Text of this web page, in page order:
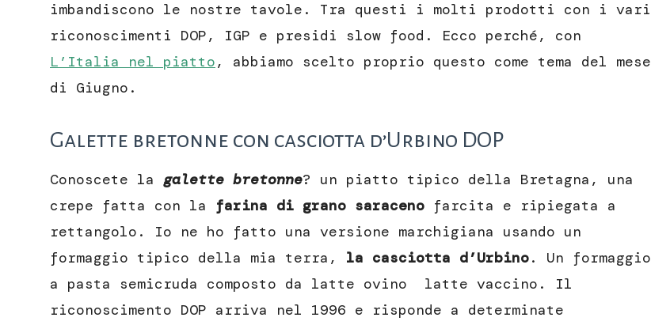
imbandiscono le nostre tavole. Tra questi i molti prodotti con i vari
riconoscimenti DOP, IGP e presidi slow food. Ecco perché, con
L’Italia nel piatto, abbiamo scelto proprio questo come tema del mese
di Giugno.
Galette bretonne con casciotta d’Urbino DOP
Conoscete la galette bretonne? un piatto tipico della Bretagna, una
crepe fatta con la farina di grano saraceno farcita e ripiegata a
rettangolo. Io ne ho fatto una versione marchigiana usando un
formaggio tipico della mia terra, la casciotta d’Urbino. Un formaggio
a pasta semicruda composto da latte ovino latte vaccino. Il
riconoscimento DOP arriva nel 1996 e risponde a determinate